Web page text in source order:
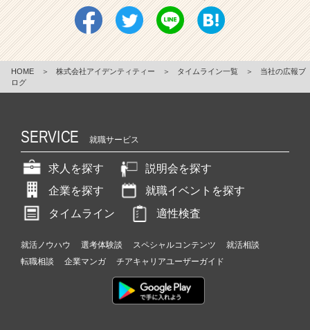
HOME ＞ 株式会社アイデンティティー ＞ タイムライン一覧 ＞
当社の広報ブ
ログ
SERVICE 就職サービス
求人を探す
説明会を探す
企業を探す
就職イベントを探す
タイムライン
適性検査
就活ノウハウ 選考体験談 スペシャルコンテンツ
就活相談
転職相談
企業マンガ チアキャリアユーザーガイド